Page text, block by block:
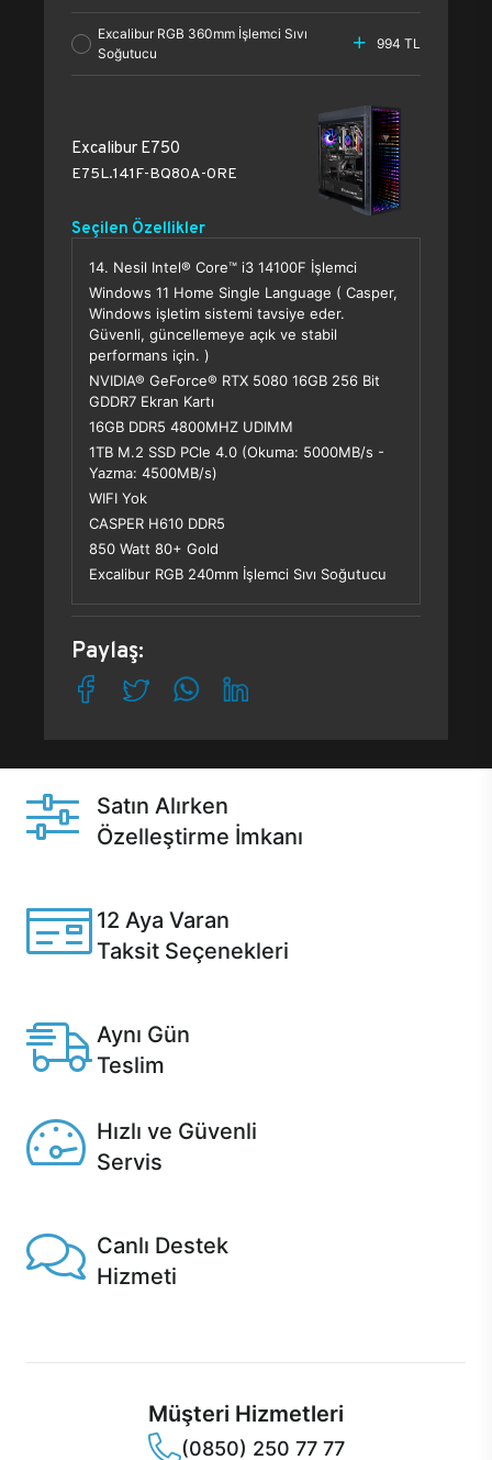
Excalibur RGB 360mm İşlemci Sıvı
Soğutucu
994 TL
Excalibur E750
E75L.141F-BQ80A-0RE
Seçilen Özellikler
14. Nesil Intel® Core™ i3 14100F İşlemci
Windows 11 Home Single Language ( Casper,
Windows işletim sistemi tavsiye eder.
Güvenli, güncellemeye açık ve stabil
performans için. )
NVIDIA® GeForce® RTX 5080 16GB 256 Bit
GDDR7 Ekran Kartı
16GB DDR5 4800MHZ UDIMM
1TB M.2 SSD PCle 4.0 (Okuma: 5000MB/s -
Yazma: 4500MB/s)
WIFI Yok
CASPER H610 DDR5
850 Watt 80+ Gold
Excalibur RGB 240mm İşlemci Sıvı Soğutucu
Paylaş:
Satın Alırken
Özelleştirme İmkanı
12 Aya Varan
Taksit Seçenekleri
Aynı Gün
Teslim
Hızlı ve Güvenli
Servis
Canlı Destek
Hizmeti
Müşteri Hizmetleri
(0850) 250 77 77